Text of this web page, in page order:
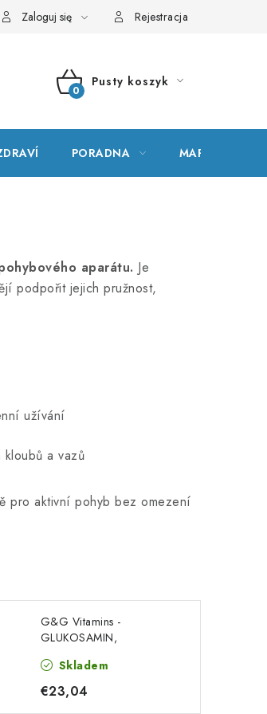
Mapa serwera Moje zamówienie
Zaloguj się Rejestracja
KOSZYK
Pusty koszyk
PORADNA MARKI
aparátu. Je
podpořit jejich pružnost,
užívání
a vazů
pro aktivní pohyb bez omezení
G&G Vitamins -
GLUKOSAMIN,
C - 120 kapslí
Skladem
€23,04